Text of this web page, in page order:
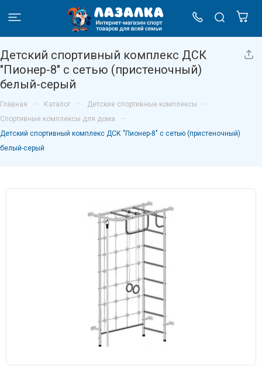
Детский спортивный комплекс ДСК
"Пионер-8" с сетью (пристеночный)
белый-серый
Главная – Каталог – Детские спортивные комплексы –
Спортивные комплексы для дома –
Детский спортивный комплекс ДСК "Пионер-8" с сетью (пристеночный)
белый-серый